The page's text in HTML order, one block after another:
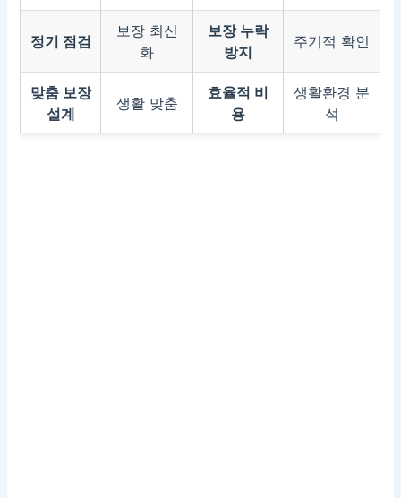
정기 점검
보장 최신
화
보장 누락
방지
주기적 확인
맞춤 보장
설계
생활 맞춤
효율적 비
용
생활환경 분
석